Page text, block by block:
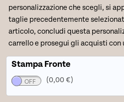
personalizzazione che scegli, si
taglie precedentemente
articolo, concludi questa
carrello e prosegui gli acquisti con
Stampa Fronte
(0,00 €)